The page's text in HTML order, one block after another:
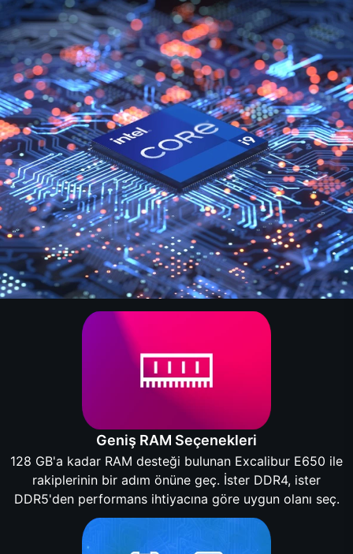
Geniş RAM Seçenekleri
128 GB'a kadar RAM desteği bulunan Excalibur E650 ile
rakiplerinin bir adım önüne geç. İster DDR4, ister
DDR5'den performans ihtiyacına göre uygun olanı seç.